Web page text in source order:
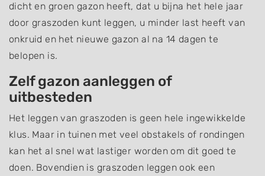
dicht en groen gazon heeft, dat u bijna het hele jaar
door graszoden kunt leggen, u minder last heeft van
onkruid en het nieuwe gazon al na 14 dagen te
belopen is.
Zelf gazon aanleggen of
uitbesteden
Het leggen van graszoden is geen hele ingewikkelde
klus. Maar in tuinen met veel obstakels of rondingen
kan het al snel wat lastiger worden om dit goed te
doen. Bovendien is graszoden leggen ook een